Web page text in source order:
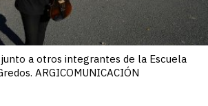
a otros integrantes de la Escuela
ARGICOMUNICACIÓN